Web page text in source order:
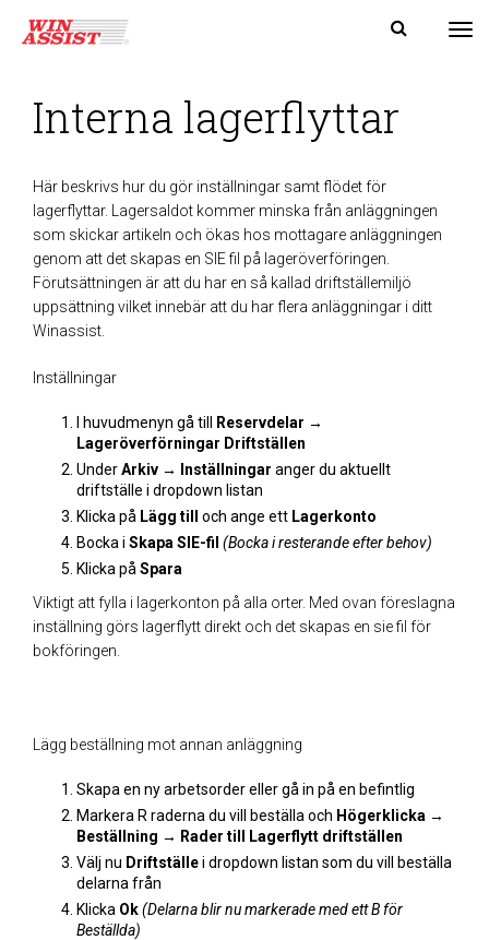
Interna lagerflyttar
Här beskrivs hur du gör inställningar samt flödet för
lagerflyttar. Lagersaldot kommer minska från anläggningen
som skickar artikeln och ökas hos mottagare anläggningen
genom att det skapas en SIE fil på lageröverföringen.
Förutsättningen är att du har en så kallad driftställemiljö
uppsättning vilket innebär att du har flera anläggningar i ditt
Winassist.
Inställningar
I huvudmenyn gå till
Reservdelar →
Lageröverförningar Driftställen
UnderArkiv → Inställningar anger du aktuellt
driftställe i dropdown listan
Klicka på Lägg till och ange ett Lagerkonto
Bocka i Skapa SIE-fil (Bocka i resterande efter behov)
Klicka på Spara
Viktigt att fylla i lagerkonton på alla orter. Med ovan föreslagna
inställning görs lagerflytt direkt och det skapas en sie fil för
bokföringen.
Lägg beställning mot annan anläggning
Skapa en ny arbetsorder eller gå in på en befintlig
Markera R raderna du vill beställa och Högerklicka →
Beställning → Rader till Lagerflytt driftställen
Välj nu Driftställei dropdown listan som du vill beställa
delarna från
Klicka Ok(Delarna blir nu markerade med ett B för
Beställda)